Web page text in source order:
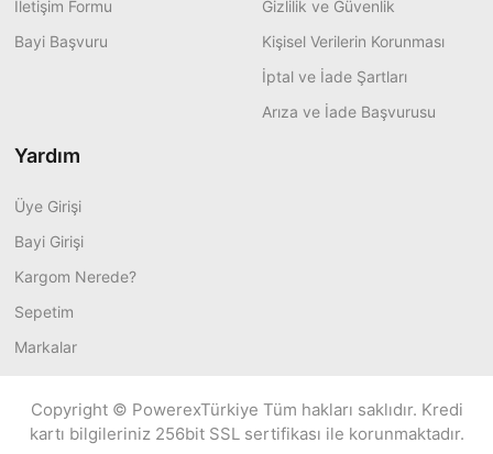
İletişim Formu
Bayi Başvuru
Gizlilik ve Güvenlik
Kişisel Verilerin Korunması
İptal ve İade Şartları
Arıza ve İade Başvurusu
Yardım
Üye Girişi
Bayi Girişi
Kargom Nerede?
Sepetim
Markalar
Copyright © PowerexTürkiye Tüm hakları saklıdır. Kredi
kartı bilgileriniz 256bit SSL sertifikası ile korunmaktadır.